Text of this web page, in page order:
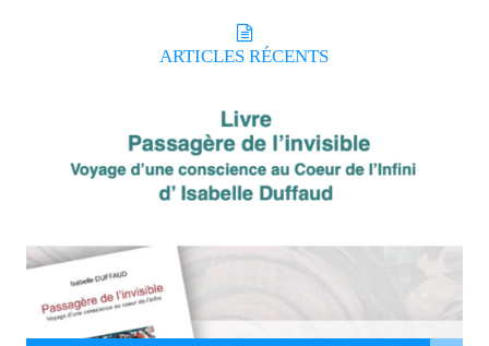
ARTICLES RÉCENTS